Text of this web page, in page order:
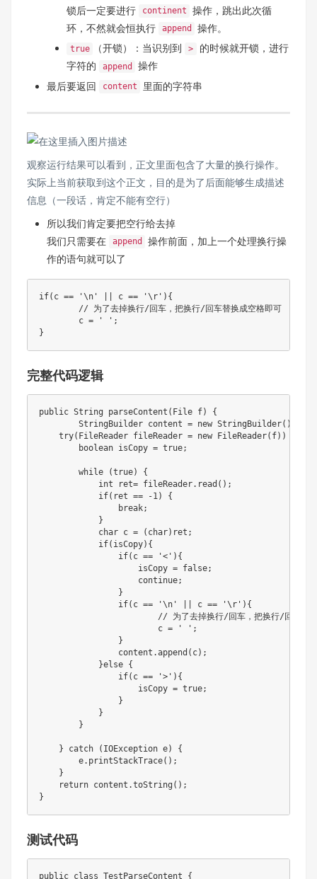
锁后一定要进行
continent
操作，跳出此次循
环，不然就会恒执行
append 操作。
true （开锁）：当识别到 >
的时候就开锁，进行
字符的
append
操作
最后要返回
content 里面的字符串
观察运行结果可以看到，正文里面包含了大量的换行操作。
实际上当前获取到这个正文，目的是为了后面能够生成描述
信息（一段话，肯定不能有空行）
所以我们肯定要把空行给去掉
我们只需要在
append
操作前面，加上一个处理换行操
作的语句就可以了
if( c == '\n' c == '\r' ) {
// 为了去掉换行/回车，把换行/回车替换成空格即可
	c
= ' ' ;
}
完整代码逻辑
public String parseContent ( File f)
{
StringBuilder content = new StringBuilder( )
try( FileReader fileReader = new FileReader( f) )
boolean isCopy = true;
while (true)
{
int ret= fileReader. read ( ) ;
if( ret == -1 )
{
break;
}
char c = ( char) ret ;
if( isCopy) {
if( c == '<' ) {
                    isCopy
= false;
continue;
}
if( c == '\n' c == '\r' ) {
// 为了去掉换行/回车，把换行/回车替
                	c
= ' ' ;
}
                content
.append ( c) ;
}else {
if( c == '>' ) {
                    isCopy
= true;
}
}
}
} catch ( IOException e)
{
        e
. printStackTrace( ) ;
}
return content .toString ( ) ;
}
测试代码
public class TestParseContent {